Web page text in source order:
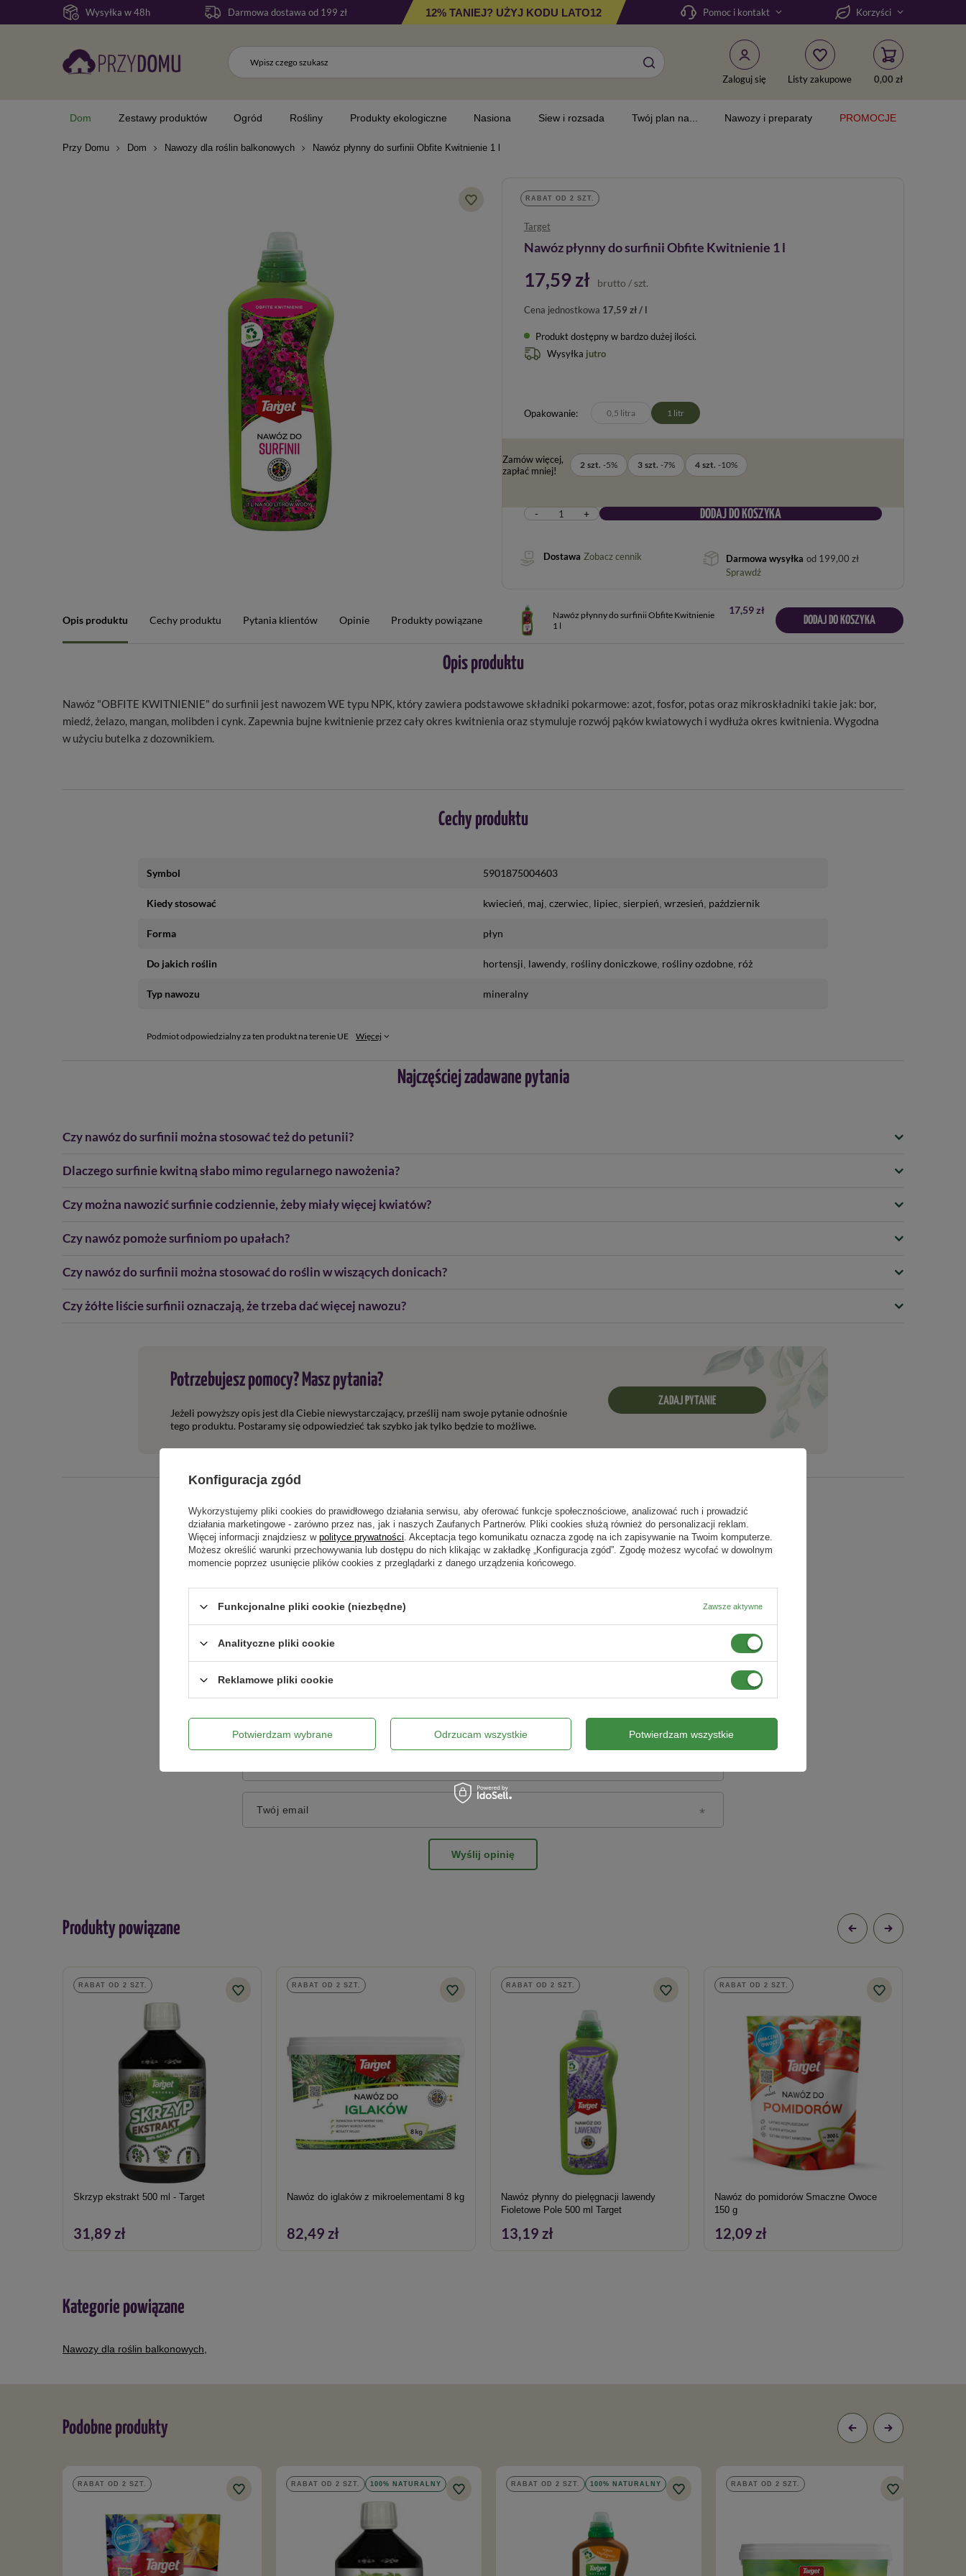
Wysyłka w 48h Darmowa dostawa od 199 zł 12% TANIEJ? UŻYJ KODU LATO12 Pomoc i kontakt Korzyści
Zaloguj się Listy zakupowe 0,00 zł
Dom Zestawy produktów Ogród Rośliny Produkty ekologiczne Nasiona Siew i rozsada Twój plan na... Nawozy i preparaty PROMOCJE
Przy Domu Dom Nawozy dla roślin balkonowych Nawóz płynny do surfinii Obfite Kwitnienie 1 l
RABAT OD 2 SZT.
Target
Nawóz płynny do surfinii Obfite Kwitnienie 1 l
17,59 zł brutto / szt.
Cena jednostkowa 17,59 zł / l
Produkt dostępny w bardzo dużej ilości
Wysyłka jutro
Opakowanie 0,5 litra 1 litr
Zamów więcej,
zapłać mniej!
2 szt. -5% 3 szt. -7% 4 szt. -10%
- + DODAJ DO KOSZYKA
Dostawa Zobacz cennik Darmowa wysyłka od 199,00 zł
Sprawdź
Opis produktu Cechy produktu Pytania klientów Opinie Produkty powiązane
Nawóz płynny do surfinii Obfite Kwitnienie
1 l
17,59 zł
DODAJ DO KOSZYKA
Opis produktu
Nawóz "OBFITE KWITNIENIE" do surfinii jest nawozem WE typu NPK, który zawiera podstawowe składniki pokarmowe: azot, fosfor, potas oraz mikroskładniki takie jak: bor,
miedź, żelazo, mangan, molibden i cynk. Zapewnia bujne kwitnienie przez cały okres kwitnienia oraz stymuluje rozwój pąków kwiatowych i wydłuża okres kwitnienia. Wygodna
w użyciu butelka z dozownikiem.
Cechy produktu
Symbol 5901875004603
Kiedy stosować kwiecień maj czerwiec lipiec sierpień wrzesień październik
Forma płyn
Do jakich roślin hortensji lawendy rośliny doniczkowe rośliny ozdobne róż
Typ nawozu mineralny
Podmiot odpowiedzialny za ten produkt na terenie UE Więcej
Najczęściej zadawane pytania
Czy nawóz do surfinii można stosować też do petunii?
Dlaczego surfinie kwitną słabo mimo regularnego nawożenia?
Czy można nawozić surfinie codziennie, żeby miały więcej kwiatów?
Czy nawóz pomoże surfiniom po upałach?
Czy nawóz do surfinii można stosować do roślin w wiszących donicach?
Czy żółte liście surfinii oznaczają, że trzeba dać więcej nawozu?
Potrzebujesz pomocy? Masz pytania?
Jeżeli powyższy opis jest dla Ciebie niewystarczający, prześlij nam swoje pytanie odnośnie
tego produktu. Postaramy się odpowiedzieć tak szybko jak tylko będzie to możliwe.
ZADAJ PYTANIE
Napisz swoją opinię
Twoja ocena:
5/5
Twój email
Wyślij opinię
Produkty powiązane
RABAT OD 2 SZT.
Skrzyp ekstrakt 500 ml - Target
31,89 zł
RABAT OD 2 SZT.
Nawóz do iglaków z mikroelementami 8 kg
82,49 zł
RABAT OD 2 SZT.
Nawóz płynny do pielęgnacji lawendy
Fioletowe Pole 500 ml Target
13,19 zł
RABAT OD 2 SZT.
Nawóz do pomidorów Smaczne Owoce
150 g
12,09 zł
Kategorie powiązane
Nawozy dla roślin balkonowych
Podobne produkty
RABAT OD 2 SZT. RABAT OD 2 SZT. 100% NATURALNY RABAT OD 2 SZT. 100% NATURALNY RABAT OD 2 SZT.
Konfiguracja zgód
Wykorzystujemy pliki cookies do prawidłowego działania serwisu, aby oferować funkcje społecznościowe, analizować ruch i prowadzić
działania marketingowe - zarówno przez nas, jak i naszych Zaufanych Partnerów. Pliki cookies służą również do personalizacji reklam.
Więcej informacji znajdziesz w polityce prywatności. Akceptacja tego komunikatu oznacza zgodę na ich zapisywanie na Twoim komputerze.
Możesz określić warunki przechowywania lub dostępu do nich klikając w zakładkę „Konfiguracja zgód”. Zgodę możesz wycofać w dowolnym
momencie poprzez usunięcie plików cookies z przeglądarki z danego urządzenia końcowego.
Funkcjonalne pliki cookie (niezbędne) Zawsze aktywne
Analityczne pliki cookie
Reklamowe pliki cookie
Potwierdzam wybrane Odrzucam wszystkie Potwierdzam wszystkie